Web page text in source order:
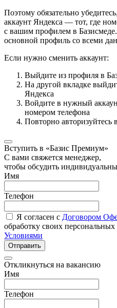
Поэтому обязательно
аккаунт Яндекса — тот, где
с вашим профилем в
основной профиль со всеми
Если нужно сменить аккаунт:
Выйдите из профиля в
На другой вкладке
Яндекса
Войдите в нужный
номером телефона
Повторно авторизуйтесь
Вступить в «Базис Премиум»
С вами свяжется менеджер,
чтобы обсудить
Имя
Телефон
Я согласен с Договором
обработку своих
Условиями
Отправить
Откликнуться на вакансию
Имя
Телефон